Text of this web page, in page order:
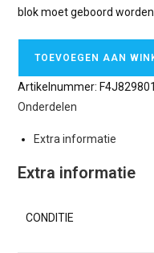
blok moet geboord worden
TOEVOEGEN AAN
Artikelnummer:F4J829801
Onderdelen
Extra informatie
Extra informatie
CONDITIE